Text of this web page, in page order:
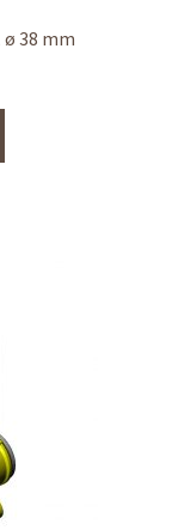
38 mm